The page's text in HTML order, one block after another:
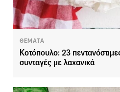
ΘΕΜΑΤΑ
Κοτόπουλο: 23
συνταγές με λαχανικά